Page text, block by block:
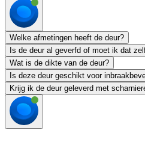
Welke afmetingen heeft de deur?
Is de deur al geverfd of moet ik dat
Wat is de dikte van de deur?
Is deze deur geschikt voor
Krijg ik de deur geleverd met